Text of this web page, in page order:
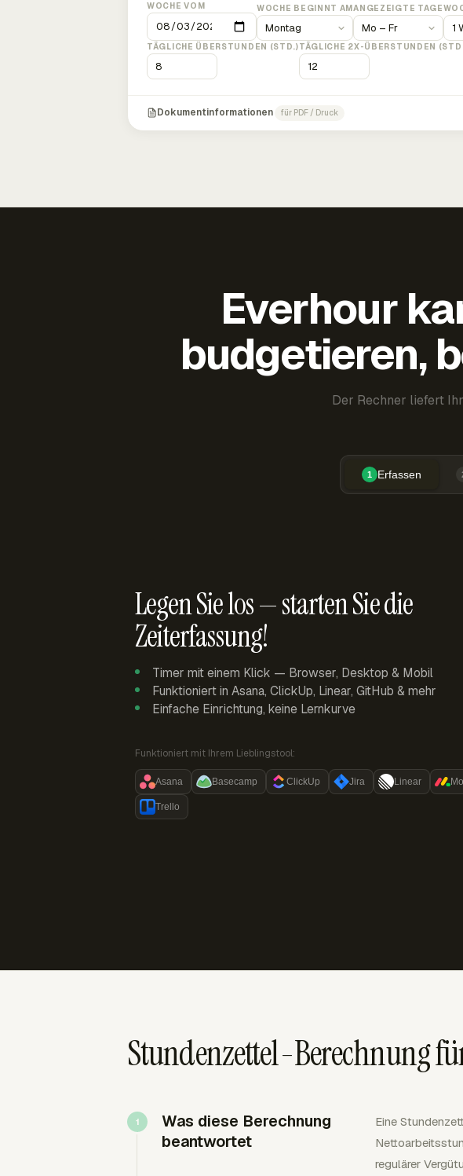
WOCHE VOM WOCHE BEGINNT AMANGEZEIGTE TAGE
TÄGLICHE ÜBERSTUNDEN (STD.)TÄGLICHE 2X-ÜBERSTUNDEN
Dokumentinformationen für PDF / Druck
Everhour
budgetieren,
Der Rechner liefert
1 Erfassen
Legen Sie los — starten Sie die
Zeiterfassung!
Timer mit einem Klick — Browser, Desktop & Mobil
Funktioniert in Asana, ClickUp, Linear, GitHub & mehr
Einfache Einrichtung, keine Lernkurve
Funktioniert mit Ihrem Lieblingstool:
Asana Basecamp ClickUp Jira Linear
Trello
Stundenzettel-Berechnung
Was diese Berechnung
beantwortet
Eine
regulärer